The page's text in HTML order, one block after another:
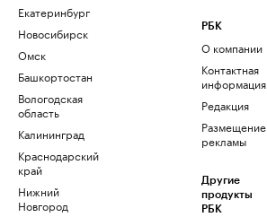
Екатеринбург
Новосибирск
Омск
Башкортостан
Вологодская
область
Калининград
Краснодарский
край
Нижний
Новгород
РБК
О компании
Контактная
информация
Редакция
Размещение
рекламы
Другие
продукты
РБК